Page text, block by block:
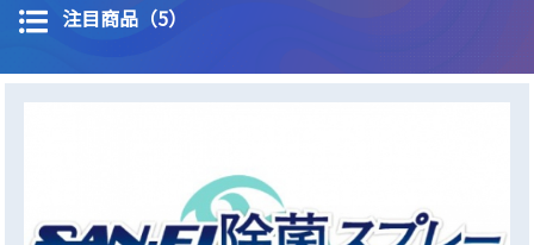
注目商品（5）